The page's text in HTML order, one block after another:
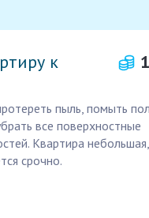
к
пыль, помыть
все поверхностные
Квартира
срочно.